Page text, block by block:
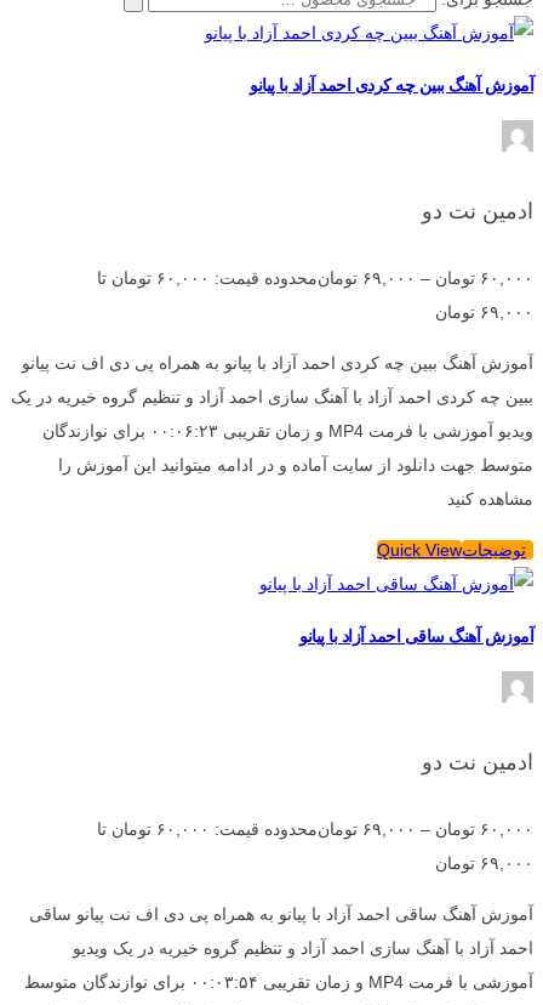
آموزش آهنگ ببین چه کردی احمد آزاد با پیانو
ادمین نت دو
۶۰,۰۰۰ تومان – ۶۹,۰۰۰ تومان
محدوده قیمت: ۶۰,۰۰۰ تومان تا
۶۹,۰۰۰ تومان
آموزش آهنگ ببین چه کردی احمد آزاد با پیانو به همراه پی دی اف نت پیانو
ببین چه کردی احمد آزاد با آهنگ سازی احمد آزاد و تنظیم گروه خیریه در یک
ویدیو آموزشی با فرمت MP4 و زمان تقریبی ۰۰:۰۶:۲۳ برای نوازندگان
متوسط جهت دانلود از سایت آماده و در ادامه میتوانید این آموزش را
مشاهده کنید
توضیحاتQuick View
آموزش آهنگ ساقی احمد آزاد با پیانو
ادمین نت دو
۶۰,۰۰۰ تومان – ۶۹,۰۰۰ تومان
محدوده قیمت: ۶۰,۰۰۰ تومان تا
۶۹,۰۰۰ تومان
آموزش آهنگ ساقی احمد آزاد با پیانو به همراه پی دی اف نت پیانو ساقی
احمد آزاد با آهنگ سازی احمد آزاد و تنظیم گروه خیریه در یک ویدیو
آموزشی با فرمت MP4 و زمان تقریبی ۰۰:۰۳:۵۴ برای نوازندگان متوسط